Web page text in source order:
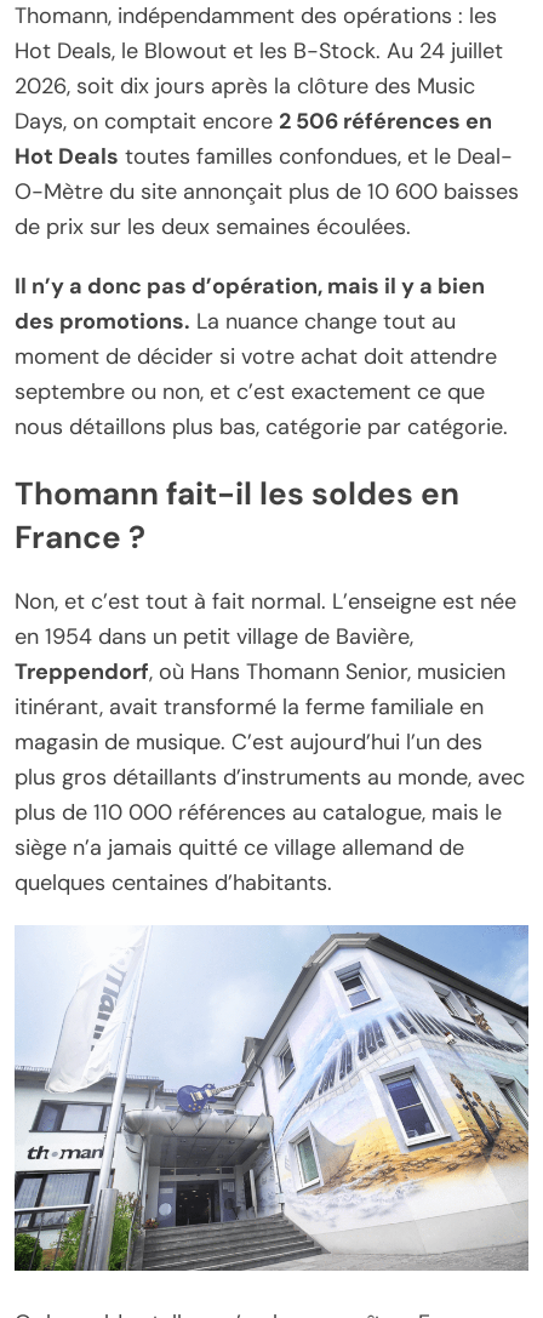
Thomann, indépendamment des opérations : les
Hot Deals, le Blowout et les B-Stock. Au 24 juillet
2026, soit dix jours après la clôture des Music
Days, on comptait encore 2 506 références en
Hot Deals toutes familles confondues, et le Deal-
O-Mètre du site annonçait plus de 10 600 baisses
de prix sur les deux semaines écoulées.
Il n’y a donc pas d’opération, mais il y a bien
des promotions. La nuance change tout au
moment de décider si votre achat doit attendre
septembre ou non, et c’est exactement ce que
nous détaillons plus bas, catégorie par catégorie.
Thomann fait-il les soldes en
France ?
Non, et c’est tout à fait normal. L’enseigne est née
en 1954 dans un petit village de Bavière,
Treppendorf, où Hans Thomann Senior, musicien
itinérant, avait transformé la ferme familiale en
magasin de musique. C’est aujourd’hui l’un des
plus gros détaillants d’instruments au monde, avec
plus de 110 000 références au catalogue, mais le
siège n’a jamais quitté ce village allemand de
quelques centaines d’habitants.